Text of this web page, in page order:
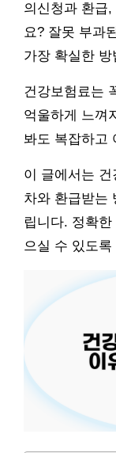
의신청과 환급
요? 잘못 부과
가장 확실한
건강보험료는
억울하게 느껴
봐도 복잡하고
이 글에서는
차와 환급받는
립니다. 정확
으실 수 있도